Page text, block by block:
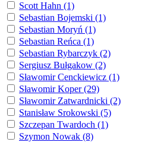
Scott Hahn (1)
Sebastian Bojemski (1)
Sebastian Moryń (1)
Sebastian Reńca (1)
Sebastian Rybarczyk (2)
Sergiusz Bułgakow (2)
Sławomir Cenckiewicz (1)
Sławomir Koper (29)
Sławomir Zatwardnicki (2)
Stanisław Srokowski (5)
Szczepan Twardoch (1)
Szymon Nowak (8)